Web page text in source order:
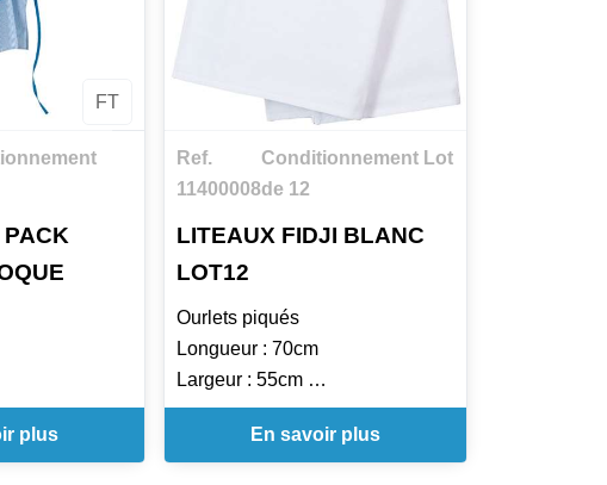
FT
plus
Ref.
11400008
Conditionnement Lot
de 12
LITEAUX FIDJI BLANC
LOT12
Ourlets piqués
Longueur : 70cm
Largeur : 55cm
Uniquement en lot de 12
En savoir plus